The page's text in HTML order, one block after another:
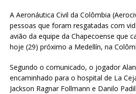
A Aeronáutica Civil da Colômbia
pessoas que foram resgatadas com
avião da equipe da Chapecoense que
hoje (29) próximo a Medellín, na
Segundo o comunicado, o jogador
encaminhado para o hospital de La
Jackson Ragnar Follmann e Danilo